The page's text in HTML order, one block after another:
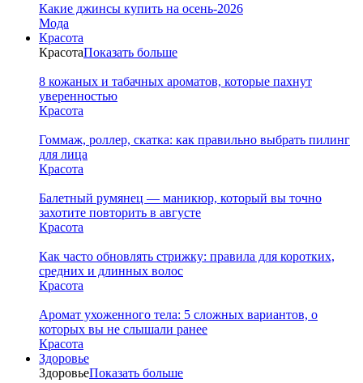
Какие джинсы купить на осень-2026
Мода
Красота
КрасотаПоказать больше
8 кожаных и табачных ароматов, которые пахнут
уверенностью
Красота
Гоммаж, роллер, скатка: как правильно выбрать пилинг
для лица
Красота
Балетный румянец — маникюр, который вы точно
захотите повторить в августе
Красота
Как часто обновлять стрижку: правила для коротких,
средних и длинных волос
Красота
Аромат ухоженного тела: 5 сложных вариантов, о
которых вы не слышали ранее
Красота
Здоровье
ЗдоровьеПоказать больше